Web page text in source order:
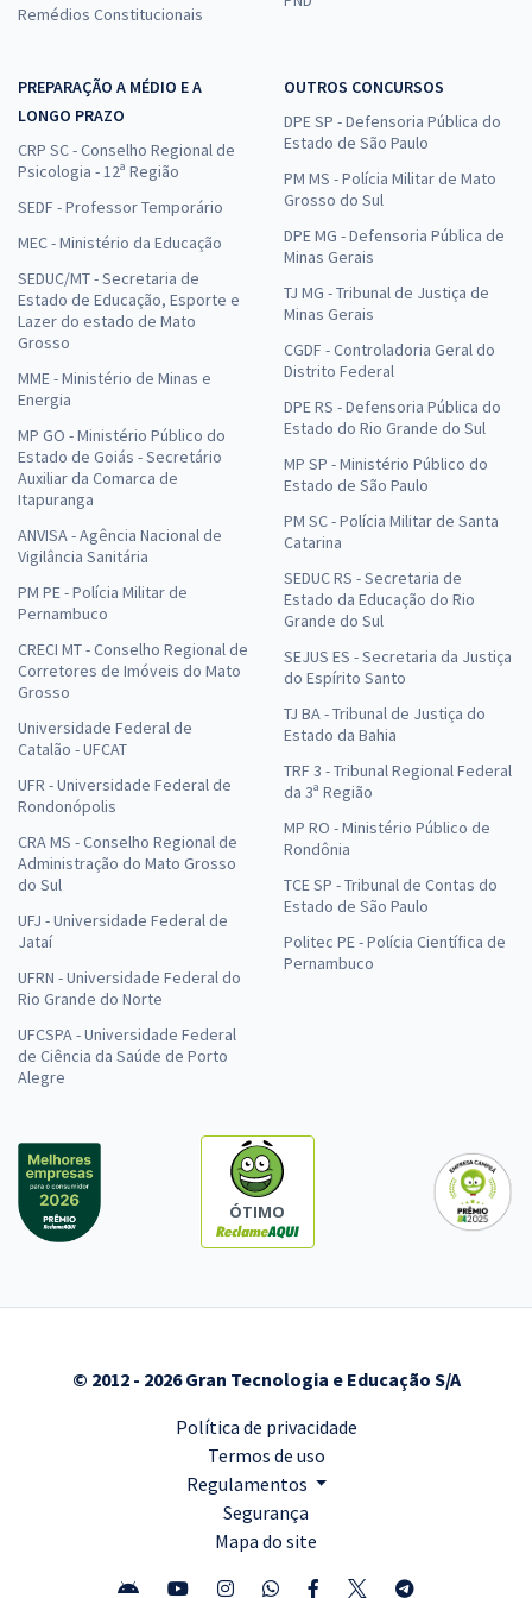
Remédios Constitucionais
PREPARAÇÃO A MÉDIO E A
LONGO PRAZO
CRP SC - Conselho Regional de
Psicologia - 12ª Região
SEDF - Professor Temporário
MEC - Ministério da Educação
SEDUC/MT - Secretaria de
Estado de Educação, Esporte e
Lazer do estado de Mato
Grosso
MME - Ministério de Minas e
Energia
MP GO - Ministério Público do
Estado de Goiás - Secretário
Auxiliar da Comarca de
Itapuranga
ANVISA - Agência Nacional de
Vigilância Sanitária
PM PE - Polícia Militar de
Pernambuco
CRECI MT - Conselho Regional de
Corretores de Imóveis do Mato
Grosso
Universidade Federal de
Catalão - UFCAT
UFR - Universidade Federal de
Rondonópolis
CRA MS - Conselho Regional de
Administração do Mato Grosso
do Sul
UFJ - Universidade Federal de
Jataí
UFRN - Universidade Federal do
Rio Grande do Norte
UFCSPA - Universidade Federal
de Ciência da Saúde de Porto
Alegre
OUTROS CONCURSOS
DPE SP - Defensoria Pública do
Estado de São Paulo
PM MS - Polícia Militar de Mato
Grosso do Sul
DPE MG - Defensoria Pública de
Minas Gerais
TJ MG - Tribunal de Justiça de
Minas Gerais
CGDF - Controladoria Geral do
Distrito Federal
DPE RS - Defensoria Pública do
Estado do Rio Grande do Sul
MP SP - Ministério Público do
Estado de São Paulo
PM SC - Polícia Militar de Santa
Catarina
SEDUC RS - Secretaria de
Estado da Educação do Rio
Grande do Sul
SEJUS ES - Secretaria da Justiça
do Espírito Santo
TJ BA - Tribunal de Justiça do
Estado da Bahia
TRF 3 - Tribunal Regional Federal
da 3ª Região
MP RO - Ministério Público de
Rondônia
TCE SP - Tribunal de Contas do
Estado de São Paulo
Politec PE - Polícia Científica de
Pernambuco
ÓTIMO
© 2012 - 2026 Gran Tecnologia e Educação S/A
Política de privacidade
Termos de uso
Regulamentos
Segurança
Mapa do site